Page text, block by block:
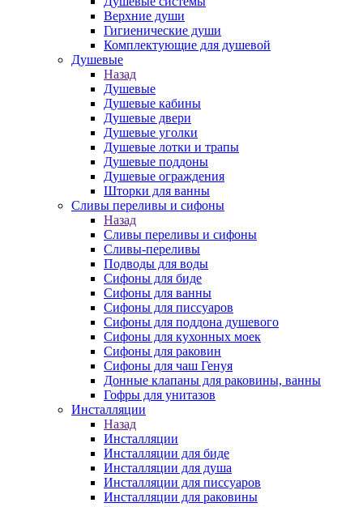
Верхние души
Гигиенические души
Комплектующие для душевой
Душевые
Назад
Душевые
Душевые кабины
Душевые двери
Душевые уголки
Душевые лотки и трапы
Душевые поддоны
Душевые ограждения
Шторки для ванны
Сливы переливы и сифоны
Назад
Сливы переливы и сифоны
Сливы-переливы
Подводы для воды
Сифоны для биде
Сифоны для ванны
Сифоны для писсуаров
Сифоны для поддона душевого
Сифоны для кухонных моек
Сифоны для раковин
Сифоны для чаш Генуя
Донные клапаны для раковины, ванны
Гофры для унитазов
Инсталляции
Назад
Инсталляции
Инсталляции для биде
Инсталляции для душа
Инсталляции для писсуаров
Инсталляции для раковины